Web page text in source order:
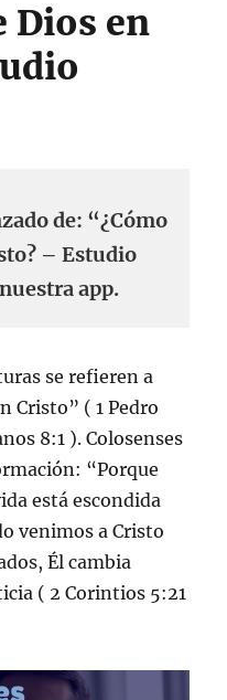
Dios en
de: “¿Cómo
– Estudio
app.
se refieren a
Cristo” ( 1 Pedro
8:1 ). Colosenses
“Porque
está escondida
venimos a Cristo
Él cambia
( 2 Corintios 5:21